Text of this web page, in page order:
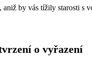
aniž by vás tížily starosti s
o vyřazení